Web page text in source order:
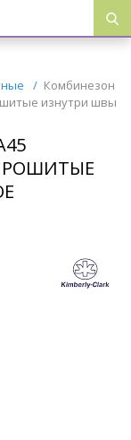
/ Комбинезон
изнутри швы